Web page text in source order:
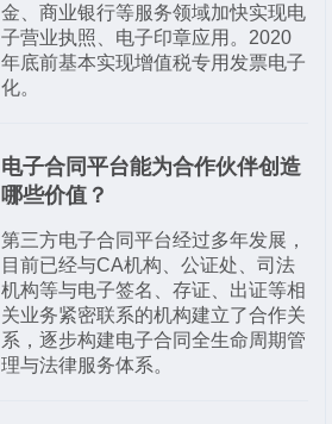
金、商业银行等服务领域加快实现电
子营业执照、电子印章应用。2020
年底前基本实现增值税专用发票电子
化。
电子合同平台能为合作伙伴创造
哪些价值？
第三方电子合同平台经过多年发展，
目前已经与CA机构、公证处、司法
机构等与电子签名、存证、出证等相
关业务紧密联系的机构建立了合作关
系，逐步构建电子合同全生命周期管
理与法律服务体系。